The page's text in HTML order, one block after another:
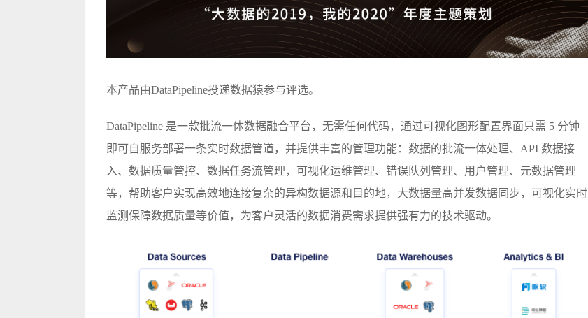
本产品由DataPipeline投递数据猿参与评选。
DataPipeline 是一款批流一体数据融合平台，无需任何代码，通过可视化图形配置界面只需 5 分钟
即可自服务部署一条实时数据管道，并提供丰富的管理功能：数据的批流一体处理、API 数据接
入、数据质量管控、数据任务流管理，可视化运维管理、错误队列管理、用户管理、元数据管理
等，帮助客户实现高效地连接复杂的异构数据源和目的地， 大数据量高并发数据同步，可视化实时
监测保障数据质量等价值，为客户灵活的数据消费需求提供强有力的技术驱动。